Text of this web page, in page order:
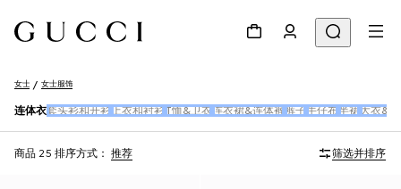
女士 女士服饰
连体衣 套头衫和开衫 上衣和衬衫 T恤&卫衣 连衣裙&连体裤 裤子 牛仔布 半裙 大衣&
商品 25 排序方式： 推荐 筛选并排序